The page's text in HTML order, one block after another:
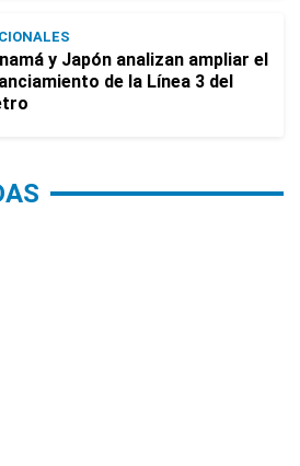
y Japón analizan ampliar el
de la Línea 3 del